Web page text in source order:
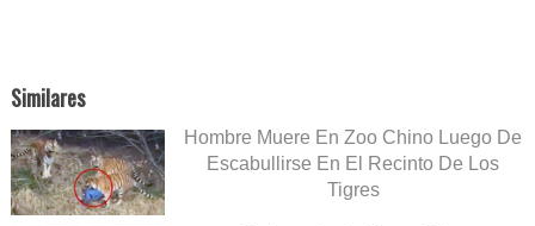
Similares
Hombre Muere En Zoo Chino Luego De
Escabullirse En El Recinto De Los
Tigres